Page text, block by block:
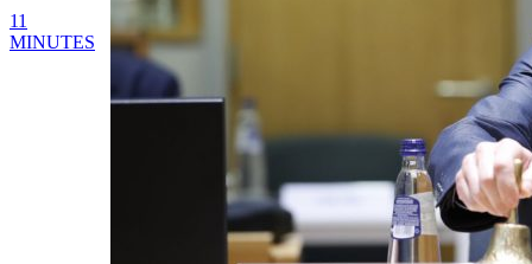
11
MINUTES